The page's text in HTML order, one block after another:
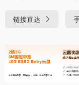
链接直达